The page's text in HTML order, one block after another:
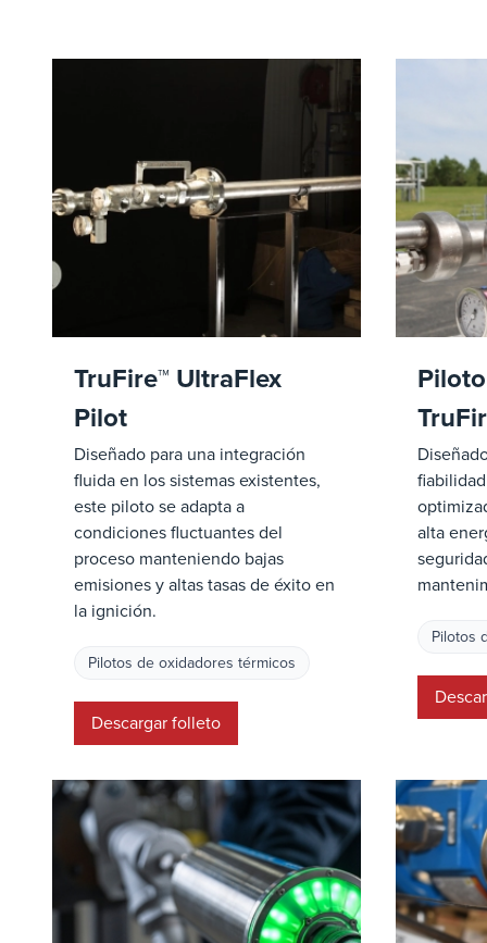
TruFire™ UltraFlex
Pilot
Diseñado para una integración
fluida en los sistemas existentes,
este piloto se adapta a
condiciones fluctuantes del
proceso manteniendo bajas
emisiones y altas tasas de éxito en
la ignición.
Pilotos de oxidadores térmicos
Descargar folleto
alta
Pilotos